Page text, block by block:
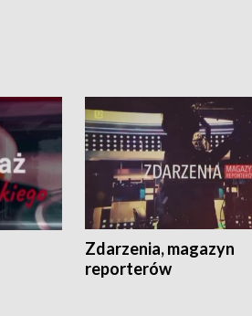
Zdarzenia, magazyn
reporterów